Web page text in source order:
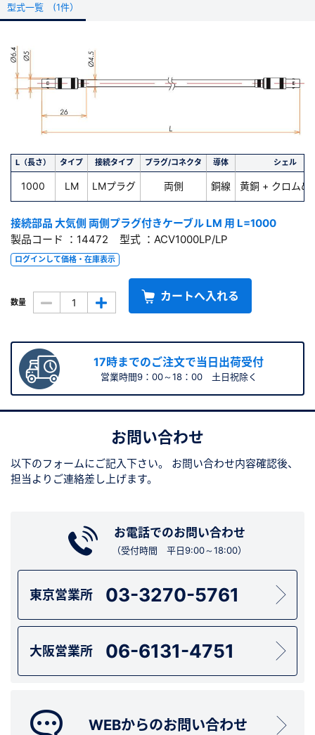
型式一覧 (1件）
L（長さ） タイプ 接続タイプ プラグ/コネクタ 導体 シェル
1000 LM LMプラグ 両側 銅線 黄銅 + クロムめ
接続部品 大気側 両側プラグ付きケーブル LM 用 L=1000
製品コード ：14472 型式 ：ACV1000LP/LP
ログインして価格・在庫表示
数量 カートへ入れる
17時までのご注文で当日出荷受付
営業時間9：00～18：00 土日祝除く
お問い合わせ
以下のフォームにご記入下さい。
お問い合わせ内容確認後、
担当よりご連絡差し上げます。
お電話でのお問い合わせ
（受付時間 平日9:00～18:00）
東京営業所 03-3270-5761
大阪営業所 06-6131-4751
WEBからのお問い合わせ